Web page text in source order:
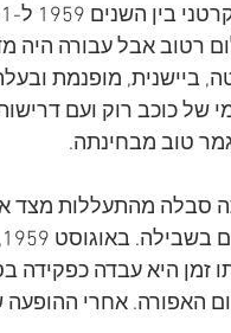
רטוב אבל עבורה היה
בחורה בת 16 מאד שקטה,
בטחון עצמי של כוכב רוק
טוב מבחינתה.
בשנת 1944, ובילדותה
זמן היא עבדה כפקידה
האפורה. אחרי ההופעה